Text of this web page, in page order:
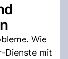
Wie
Dienste mit